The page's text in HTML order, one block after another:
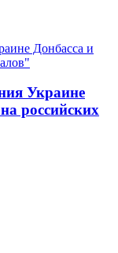
Украине
российских